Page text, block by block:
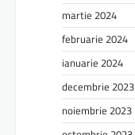
martie 2024
februarie 2024
ianuarie 2024
decembrie 2023
noiembrie 2023